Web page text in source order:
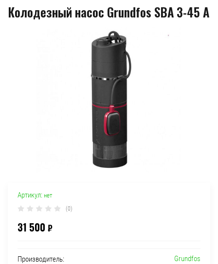
Колодезный насос Grundfos SBА 3-45 A
Артикул: нет
(0)
31 500 ₽
Производитель: Grundfos